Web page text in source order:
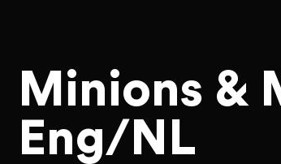
Minions &
Eng/NL